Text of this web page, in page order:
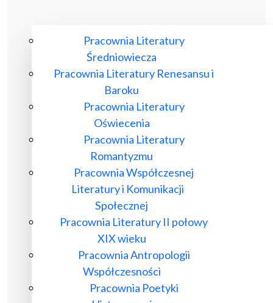
Pracownia Literatury
Średniowiecza
Pracownia Literatury Renesansu i
Baroku
Pracownia Literatury
Oświecenia
Pracownia Literatury
Romantyzmu
Pracownia Współczesnej
Literatury i Komunikacji
Społecznej
Pracownia Literatury II połowy
XIX wieku
Pracownia Antropologii
Współczesności
Pracownia Poetyki